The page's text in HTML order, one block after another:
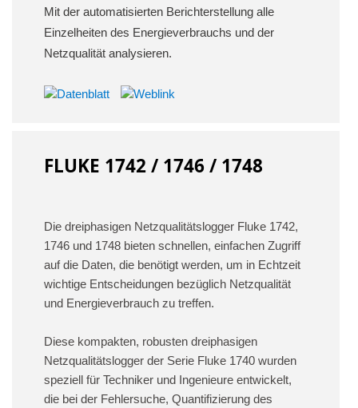
Mit der automatisierten Berichterstellung alle
Einzelheiten des Energieverbrauchs und der
Netzqualität analysieren.
FLUKE 1742 / 1746 / 1748
Die dreiphasigen Netzqualitätslogger Fluke 1742,
1746 und 1748 bieten schnellen, einfachen Zugriff
auf die Daten, die benötigt werden, um in Echtzeit
wichtige Entscheidungen bezüglich Netzqualität
und Energieverbrauch zu treffen.
Diese kompakten, robusten dreiphasigen
Netzqualitätslogger der Serie Fluke 1740 wurden
speziell für Techniker und Ingenieure entwickelt,
die bei der Fehlersuche, Quantifizierung des